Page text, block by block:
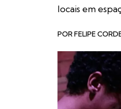
locais em
PORFELIPE